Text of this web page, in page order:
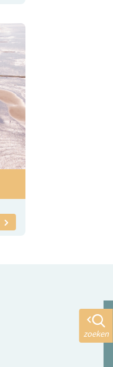
zoeken